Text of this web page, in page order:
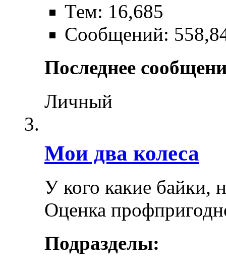
Тем: 16,685
Сообщений:
Последнее
Личный
Мои два колеса
У кого какие байки,
Оценка
Подразделы: